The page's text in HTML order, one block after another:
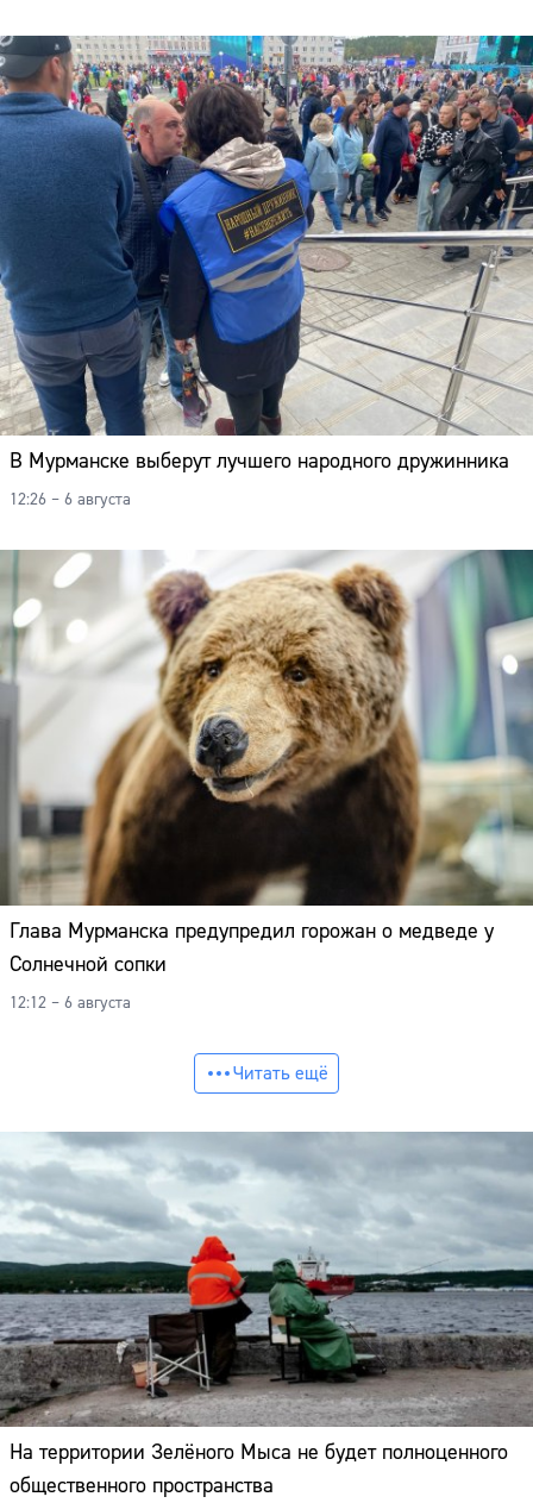
В Мурманске выберут лучшего народного дружинника
12:26 – 6 августа
Глава Мурманска предупредил горожан о медведе у
Солнечной сопки
12:12 – 6 августа
Читать ещё
На территории Зелёного Мыса не будет полноценного
общественного пространства